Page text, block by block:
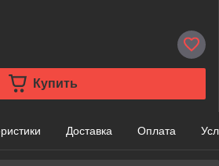
Купить
Доставка Оплата